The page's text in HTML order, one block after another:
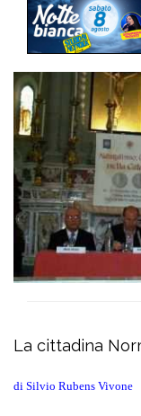
La cittadina
di Silvio Rubens Vivone